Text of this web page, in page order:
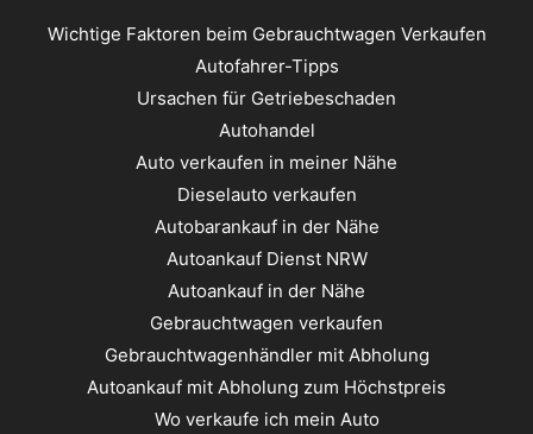
Wichtige Faktoren beim Gebrauchtwagen Verkaufen
Autofahrer-Tipps
Ursachen für Getriebeschaden
Autohandel
Auto verkaufen in meiner Nähe
Dieselauto verkaufen
Autobarankauf in der Nähe
Autoankauf Dienst NRW
Autoankauf in der Nähe
Gebrauchtwagen verkaufen
Gebrauchtwagenhändler mit Abholung
Autoankauf mit Abholung zum Höchstpreis
Wo verkaufe ich mein Auto